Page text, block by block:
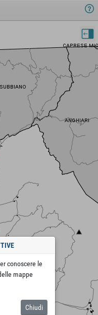
conoscere le
mappe
Chiudi